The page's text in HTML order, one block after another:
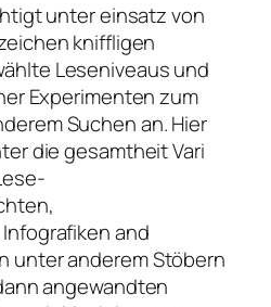
unter einsatz von
kniffligen
Leseniveaus und
Experimenten zum
Suchen an. Hier
die gesamtheit Vari
and
unter anderem Stöbern
angewandten